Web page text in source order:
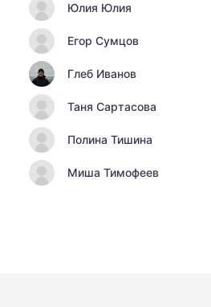
Юлия Юлия
Егор Сумцов
Глеб Иванов
Таня Сартасова
Полина Тишина
Миша Тимофеев